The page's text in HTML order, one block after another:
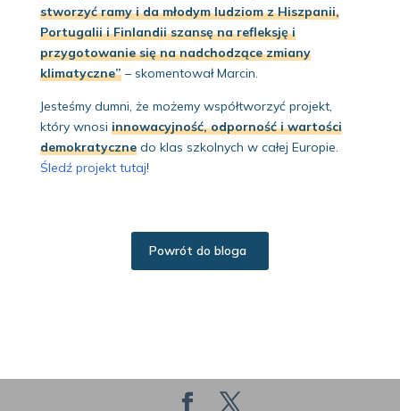
stworzyć ramy i da młodym ludziom z Hiszpanii,
Portugalii i Finlandii szansę na refleksję i
przygotowanie się na nadchodzące zmiany
klimatyczne”– skomentował Marcin.
Jesteśmy dumni, że możemy współtworzyć projekt,
który wnosi innowacyjność, odporność i wartości
demokratycznedo klas szkolnych w całej Europie.
Śledź projekt tutaj!
Powrót do bloga